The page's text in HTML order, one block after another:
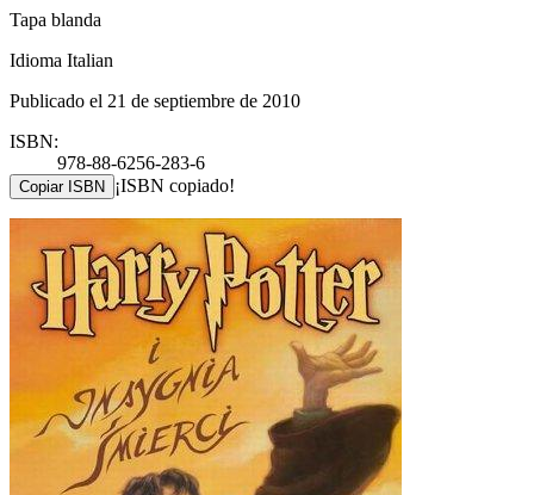
Tapa blanda
Idioma Italian
Publicado el 21 de septiembre de 2010
ISBN:
978-88-6256-283-6
Copiar ISBN ¡ISBN copiado!